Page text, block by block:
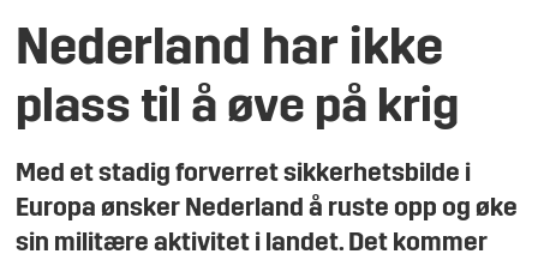
Nederland har ikke
plass til å øve på krig
Med et stadig forverret sikkerhetsbilde i
Europa ønsker Nederland å ruste opp og øke
sin militære aktivitet i landet. Det kommer